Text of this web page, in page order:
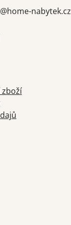
@home-nabytek.cz
zboží